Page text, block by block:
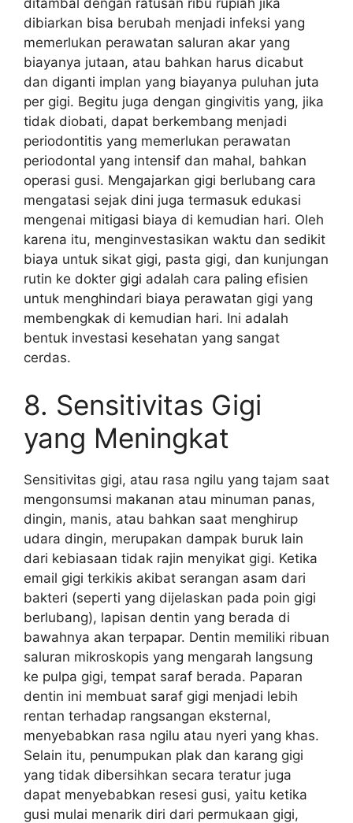
ditambal dengan ratusan ribu rupiah jika
dibiarkan bisa berubah menjadi infeksi yang
memerlukan perawatan saluran akar yang
biayanya jutaan, atau bahkan harus dicabut
dan diganti implan yang biayanya puluhan juta
per gigi. Begitu juga dengan gingivitis yang, jika
tidak diobati, dapat berkembang menjadi
periodontitis yang memerlukan perawatan
periodontal yang intensif dan mahal, bahkan
operasi gusi. Mengajarkan gigi berlubang cara
mengatasi sejak dini juga termasuk edukasi
mengenai mitigasi biaya di kemudian hari. Oleh
karena itu, menginvestasikan waktu dan sedikit
biaya untuk sikat gigi, pasta gigi, dan kunjungan
rutin ke dokter gigi adalah cara paling efisien
untuk menghindari biaya perawatan gigi yang
membengkak di kemudian hari. Ini adalah
bentuk investasi kesehatan yang sangat
cerdas.
8. Sensitivitas Gigi
yang Meningkat
Sensitivitas gigi, atau rasa ngilu yang tajam saat
mengonsumsi makanan atau minuman panas,
dingin, manis, atau bahkan saat menghirup
udara dingin, merupakan dampak buruk lain
dari kebiasaan tidak rajin menyikat gigi. Ketika
email gigi terkikis akibat serangan asam dari
bakteri (seperti yang dijelaskan pada poin gigi
berlubang), lapisan dentin yang berada di
bawahnya akan terpapar. Dentin memiliki ribuan
saluran mikroskopis yang mengarah langsung
ke pulpa gigi, tempat saraf berada. Paparan
dentin ini membuat saraf gigi menjadi lebih
rentan terhadap rangsangan eksternal,
menyebabkan rasa ngilu atau nyeri yang khas.
Selain itu, penumpukan plak dan karang gigi
yang tidak dibersihkan secara teratur juga
dapat menyebabkan resesi gusi, yaitu ketika
gusi mulai menarik diri dari permukaan gigi,